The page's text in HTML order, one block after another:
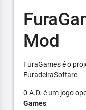
Mod
FuraGames é o
FuradeiraSoftare
0 A.D. é um jogo
Games